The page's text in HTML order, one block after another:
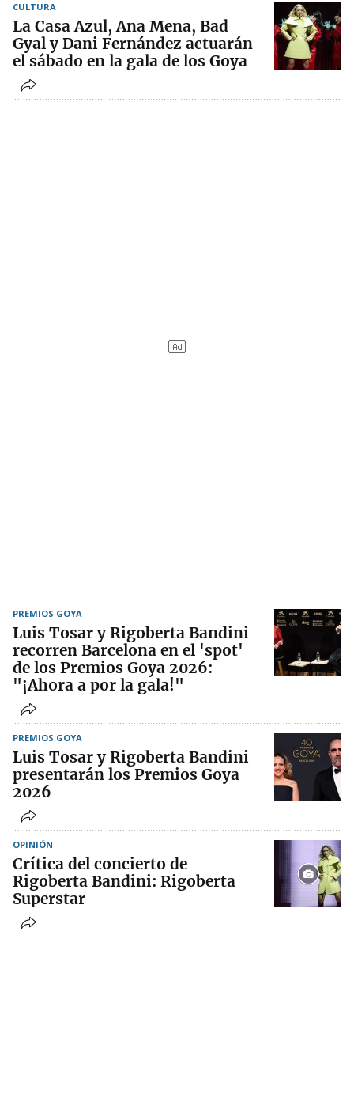
CULTURA
La Casa Azul, Ana Mena, Bad
Gyal y Dani Fernández actuarán
el sábado en la gala de los Goya
PREMIOS GOYA
Luis Tosar y Rigoberta Bandini
recorren Barcelona en el 'spot'
de los Premios Goya 2026:
"¡Ahora a por la gala!"
PREMIOS GOYA
Luis Tosar y Rigoberta Bandini
presentarán los Premios Goya
2026
OPINIÓN
Crítica del concierto de
Rigoberta Bandini: Rigoberta
Superstar